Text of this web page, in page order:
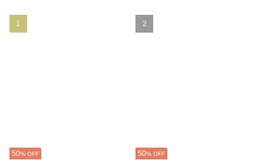
1
50% OFF
2
50% OFF